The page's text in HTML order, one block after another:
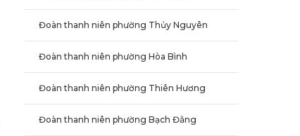
Đoàn thanh niên phường Thủy Nguyên
Đoàn thanh niên phường Hòa Bình
Đoàn thanh niên phường Thiên Hương
Đoàn thanh niên phường Bạch Đằng